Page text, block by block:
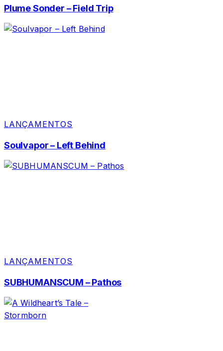
Plume Sonder – Field Trip
LANÇAMENTOS
Soulvapor – Left Behind
LANÇAMENTOS
SUBHUMANSCUM – Pathos